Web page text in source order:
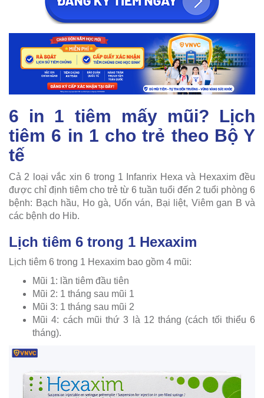
6 in 1 tiêm mấy mũi? Lịch
tiêm 6 in 1 cho trẻ theo Bộ Y
tế
Cả 2 loại vắc xin 6 trong 1 Infanrix Hexa và Hexaxim đều
được chỉ định tiêm cho trẻ từ 6 tuần tuổi đến 2 tuổi phòng 6
bệnh: Bạch hầu, Ho gà, Uốn ván, Bại liệt, Viêm gan B và
các bệnh do Hib.
Lịch tiêm 6 trong 1 Hexaxim
Lịch tiêm 6 trong 1 Hexaxim bao gồm 4 mũi:
Mũi 1: lần tiêm đầu tiên
Mũi 2: 1 tháng sau mũi 1
Mũi 3: 1 tháng sau mũi 2
Mũi 4: cách mũi thứ 3 là 12 tháng (cách tối thiểu 6
tháng).